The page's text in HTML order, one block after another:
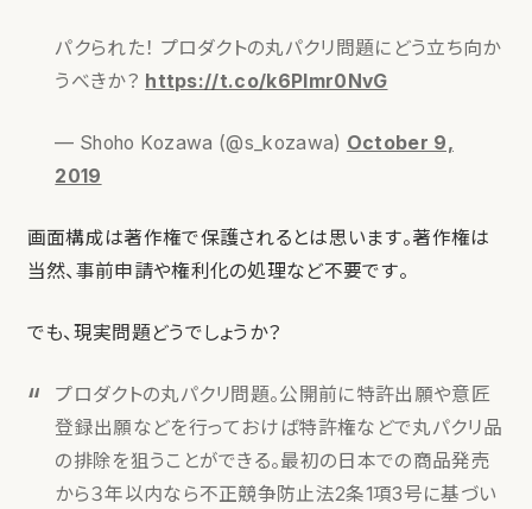
パクられた！ プロダクトの丸パクリ問題にどう立ち向か
うべきか？ https://t.co/k6Plmr0NvG
— Shoho Kozawa (@s_kozawa) October 9,
2019
画面構成は著作権で保護されるとは思います。著作権は
当然、事前申請や権利化の処理など不要です。
でも、現実問題どうでしょうか？
プロダクトの丸パクリ問題。公開前に特許出願や意匠
登録出願などを行っておけば特許権などで丸パクリ品
の排除を狙うことができる。最初の日本での商品発売
から３年以内なら不正競争防止法2条1項3号に基づい